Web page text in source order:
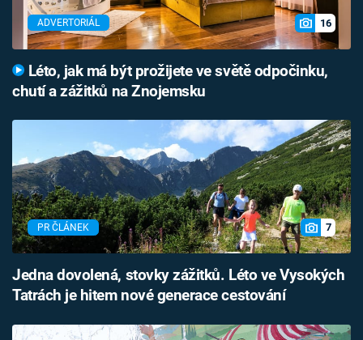
ADVERTORIÁL 16
Léto, jak má být prožijete ve světě odpočinku,
chutí a zážitků na Znojemsku
PR ČLÁNEK 7
Jedna dovolená, stovky zážitků. Léto ve Vysokých
Tatrách je hitem nové generace cestování